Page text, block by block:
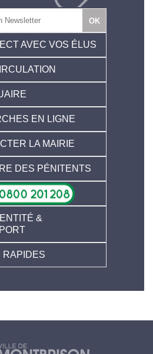
AVEC VOS ÉLUS
EN LIGNE
LA MAIRIE
DES PÉNITENTS
&
RAPIDES